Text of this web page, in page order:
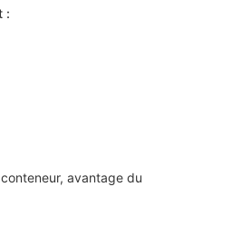
:
avantage du